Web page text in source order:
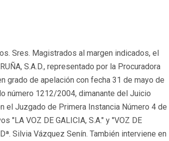
Sres. Magistrados al margen indicados, el
S.A.D., representado por la Procuradora
grado de apelación con fecha 31 de mayo de
número 1212/2004, dimanante del Juicio
el Juzgado de Primera Instancia Número 4 de
"LA VOZ DE GALICIA, S.A." y "VOZ DE
Silvia Vázquez Senín. También interviene en